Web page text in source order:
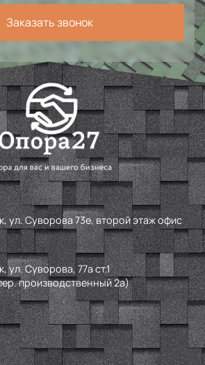
Заказать звонок
ул. Суворова 73е, второй этаж офис
ул. Суворова, 77а ст.1
производственный 2а)